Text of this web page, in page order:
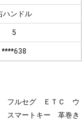
ハンドル
5
****638
フルセグ ＥＴＣ ウ
スマートキー 革巻き